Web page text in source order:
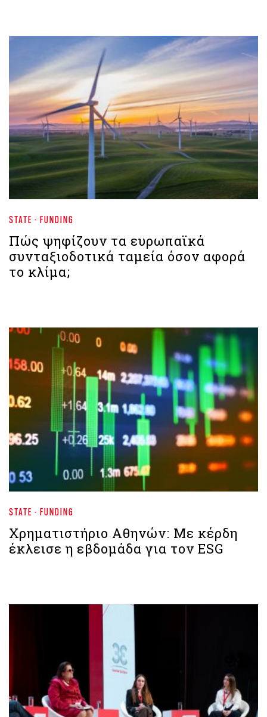
STATE - FUNDING
Πώς ψηφίζουν τα ευρωπαϊκά
συνταξιοδοτικά ταμεία όσον αφορά
το κλίμα;
STATE - FUNDING
Χρηματιστήριο Aθηνών: Με κέρδη
έκλεισε η εβδομάδα για τον ESG